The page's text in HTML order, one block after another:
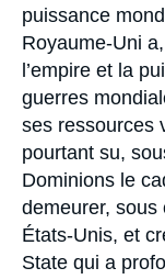
puissance
Royaume-Uni
l’empire et la
guerres
ses ressources
pourtant su,
Dominions le
demeurer, sous
États-Unis, et
State qui a